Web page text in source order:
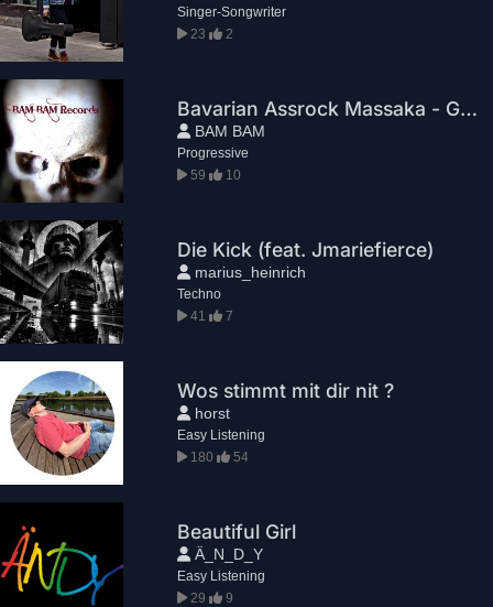
Singer-Songwriter
23
2
Bavarian Assrock Massaka - Greg House
BAM BAM
Progressive
59
10
Die Kick (feat. Jmariefierce)
marius_heinrich
Techno
41
7
Wos stimmt mit dir nit ?
horst
Easy Listening
180
54
Beautiful Girl
Ä_N_D_Y
Easy Listening
29
9